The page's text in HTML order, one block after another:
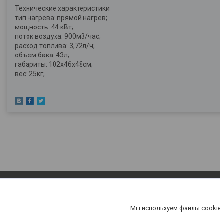
Технические характеристики:
тип нагрева: прямой нагрев;
мощность: 44 кВт;
поток воздуха: 900м3/час;
расход топлива: 3,72л/ч;
объем бака: 43л;
габариты: 102х46х48см;
вес: 25кг;
Мы используем файлы